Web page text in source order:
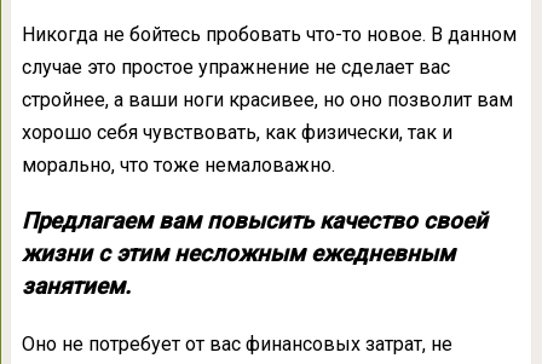
Никогда не бойтесь пробовать что-то новое. В данном
случае это простое упражнение не сделает вас
стройнее, а ваши ноги красивее, но оно позволит вам
хорошо себя чувствовать, как физически, так и
морально, что тоже немаловажно.
Предлагаем вам повысить качество своей
жизни с этим несложным ежедневным
занятием.
Оно не потребует от вас финансовых затрат, не